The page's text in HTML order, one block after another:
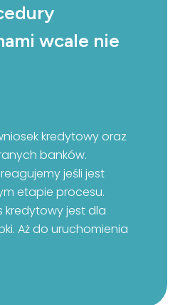
wcale nie
kredytowy oraz
banków.
jeśli jest
etapie procesu.
kredytowy jest dla
Aż do uruchomienia